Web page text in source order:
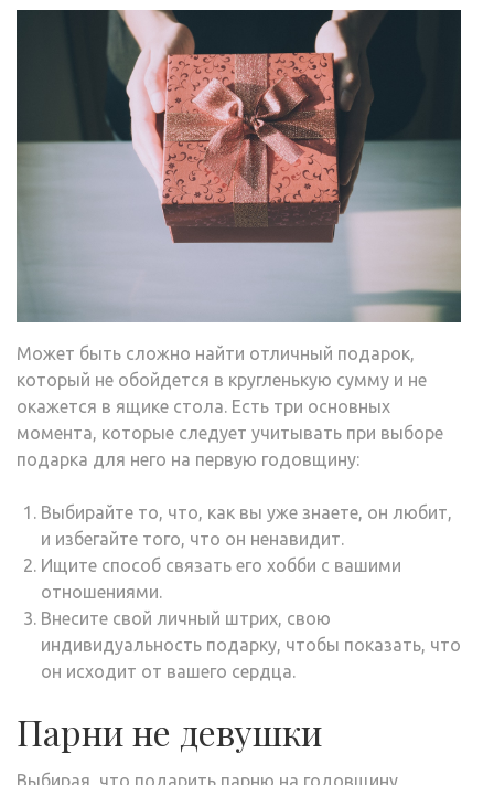
Может быть сложно найти отличный подарок,
который не обойдется в кругленькую сумму и не
окажется в ящике стола. Есть три основных
момента, которые следует учитывать при выборе
подарка для него на первую годовщину:
Выбирайте то, что, как вы уже знаете, он любит,
и избегайте того, что он ненавидит.
Ищите способ связать его хобби с вашими
отношениями.
Внесите свой личный штрих, свою
индивидуальность подарку, чтобы показать, что
он исходит от вашего сердца.
Парни не девушки
Выбирая, что подарить парню на годовщину